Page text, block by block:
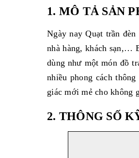
1. MÔ TẢ SẢN
Ngày nay Quạt trần
nhà hàng, khách sạn,…
dùng như một món đồ
nhiều phong cách
giác mới mẻ cho không
2. THÔNG SỐ